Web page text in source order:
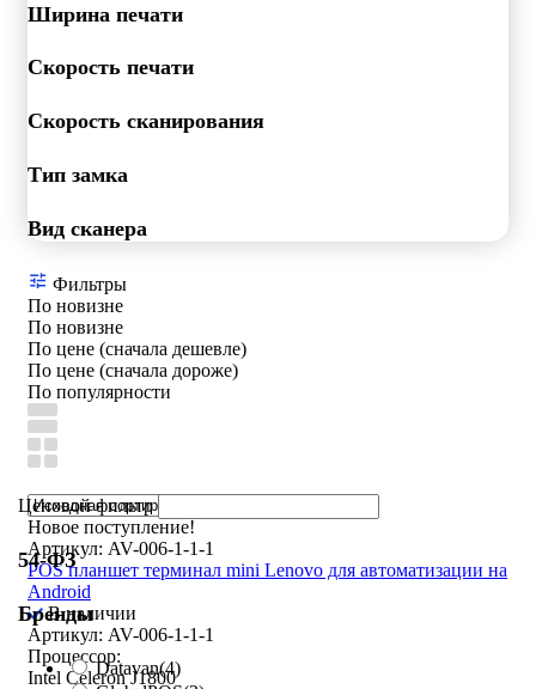
Ширина печати
Скорость печати
Скорость сканирования
Тип замка
Вид сканера
Фильтры
По новизне
По новизне
По цене (сначала дешевле)
По цене (сначала дороже)
По популярности
Ценовой фильтр
54-ФЗ
Бренды
Datavan(4)
Новое поступление!
Артикул: AV-006-1-1-1
POS планшет терминал mini Lenovo для автоматизации на
Android
В наличии
Артикул: AV-006-1-1-1
Процессор:
Intel Celeron J1800